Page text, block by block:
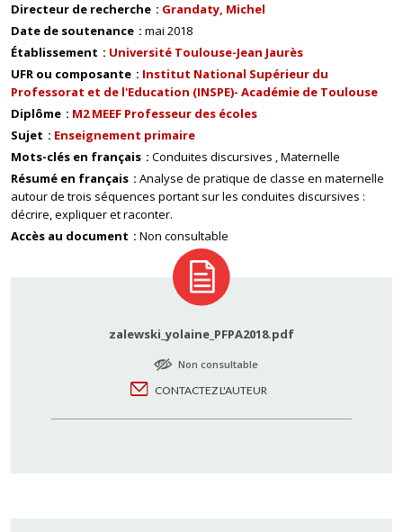
Directeur de recherche
Grandaty, Michel
Date de soutenance
mai 2018
Établissement
Université Toulouse-Jean Jaurès
UFR ou composante
Institut National Supérieur du
Professorat et de l'Education (INSPE)- Académie de Toulouse
Diplôme
M2 MEEF Professeur des écoles
Sujet
Enseignement primaire
Mots-clés en français
Conduites discursives Maternelle
Résumé en français
Analyse de pratique de classe en maternelle
autour de trois séquences portant sur les conduites discursives :
décrire, expliquer et raconter.
Accès au document
Non consultable
zalewski_yolaine_PFPA2018.pdf
Non consultable
CONTACTEZ L'AUTEUR